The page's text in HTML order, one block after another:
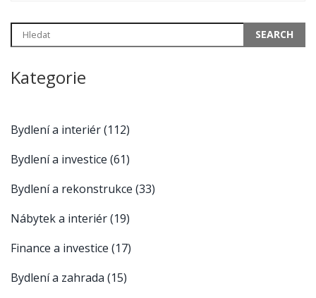
Kategorie
Bydlení a interiér(112)
Bydlení a investice (61)
Bydlení a rekonstrukce (33)
Nábytek a interiér(19)
Finance a investice (17)
Bydlení a zahrada (15)